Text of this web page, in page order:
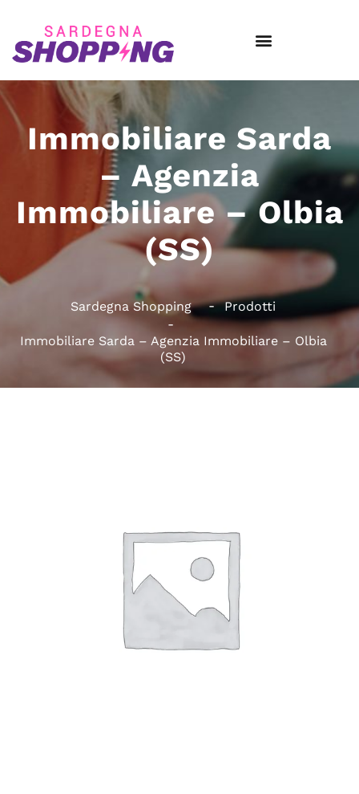
Immobiliare Sarda
– Agenzia
Immobiliare – Olbia
(SS)
Sardegna Shopping Prodotti
Immobiliare Sarda – Agenzia Immobiliare – Olbia
(SS)